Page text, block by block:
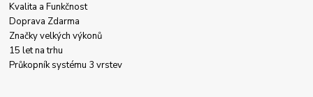
Kvalita a Funkčnost
Doprava Zdarma
Značky velkých výkonů
15 let na trhu
Průkopník systému 3 vrstev